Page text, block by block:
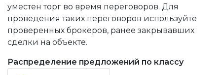
уместен торг во время переговоров. Для
проведения таких переговоров используйте
проверенных брокеров, ранее закрывавших
сделки на объекте.
Распределение предложений по классу